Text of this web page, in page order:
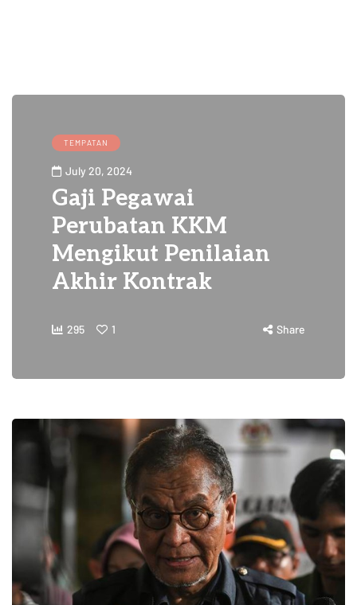
TEMPATAN
July 20, 2024
Gaji Pegawai
Perubatan KKM
Mengikut Penilaian
Akhir Kontrak
295 1 Share